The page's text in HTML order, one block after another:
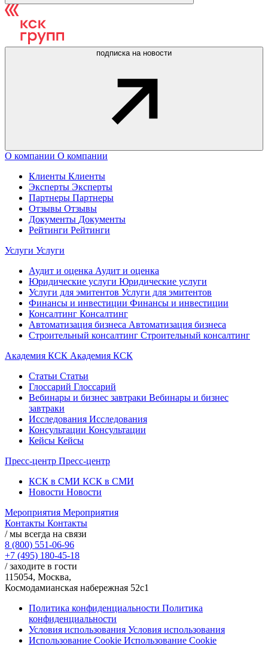
подписка на новости
О компании О компании
Клиенты Клиенты
Эксперты Эксперты
Партнеры Партнеры
Отзывы Отзывы
Документы Документы
Рейтинги Рейтинги
Услуги Услуги
Аудит и оценка Аудит и оценка
Юридические услуги Юридические услуги
Услуги для эмитентов Услуги для эмитентов
Финансы и инвестиции Финансы и инвестиции
Консалтинг Консалтинг
Автоматизация бизнеса Автоматизация бизнеса
Строительный консалтинг Строительный консалтинг
Академия КСК Академия КСК
Статьи Статьи
Глоссарий Глоссарий
Вебинары и бизнес завтраки Вебинары и бизнес
завтраки
Исследования Исследования
Консультации Консультации
Кейсы Кейсы
Пресс-центр Пресс-центр
КСК в СМИ КСК в СМИ
Новости Новости
Мероприятия Мероприятия
Контакты Контакты
/ мы всегда на связи
8 (800) 551-06-96
+7 (495) 180-45-18
/ заходите в гости
115054, Москва,
Космодамианская набережная 52с1
Политика конфиденциальности Политика
конфиденциальности
Условия использования Условия использования
Использование Cookie Использование Cookie